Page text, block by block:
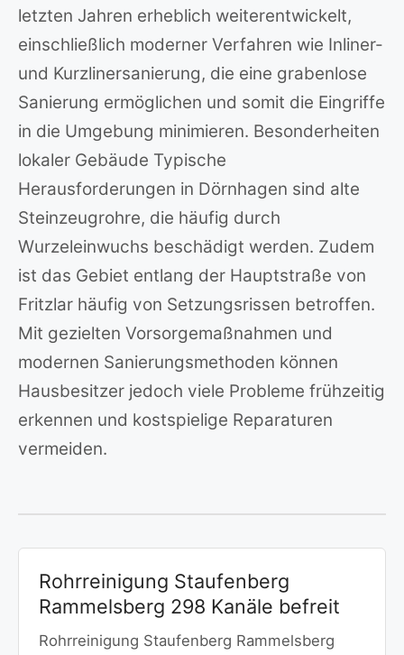
letzten Jahren erheblich weiterentwickelt,
einschließlich moderner Verfahren wie Inliner-
und Kurzlinersanierung, die eine grabenlose
Sanierung ermöglichen und somit die Eingriffe
in die Umgebung minimieren. Besonderheiten
lokaler Gebäude Typische
Herausforderungen in Dörnhagen sind alte
Steinzeugrohre, die häufig durch
Wurzeleinwuchs beschädigt werden. Zudem
ist das Gebiet entlang der Hauptstraße von
Fritzlar häufig von Setzungsrissen betroffen.
Mit gezielten Vorsorgemaßnahmen und
modernen Sanierungsmethoden können
Hausbesitzer jedoch viele Probleme frühzeitig
erkennen und kostspielige Reparaturen
vermeiden.
Rohrreinigung Staufenberg
Rammelsberg 298 Kanäle befreit
Rohrreinigung Staufenberg Rammelsberg